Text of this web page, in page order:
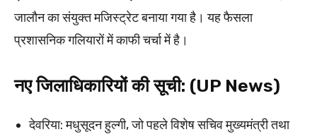
जालौन का संयुक्त मजिस्ट्रेट बनाया गया है। यह फैसला
प्रशासनिक गलियारों में काफी चर्चा में है।
नए जिलाधिकारियों की सूची: (UP News)
देवरिया: मधुसूदन हुल्गी, जो पहले विशेष सचिव मुख्यमंत्री तथा